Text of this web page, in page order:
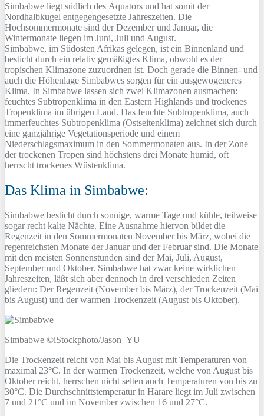
Simbabwe liegt südlich des Äquators und hat somit der
Nordhalbkugel entgegengesetzte Jahreszeiten. Die
Hochsommermonate sind der Dezember und Januar, die
Wintermonate liegen im Juni, Juli und August.
Simbabwe, im Südosten Afrikas gelegen, ist ein Binnenland und
besticht durch ein relativ gemäßigtes Klima, obwohl es der
tropischen Klimazone zuzuordnen ist. Doch gerade die Binnen- und
auch die Höhenlage Simbabwes sorgen für ein ausgewogeneres
Klima. In Simbabwe lassen sich zwei Klimazonen ausmachen:
feuchtes Subtropenklima in den Eastern Highlands und trockenes
Tropenklima im übrigen Land. Das feuchte Subtropenklima, auch
immerfeuchtes Subtropenklima (Ostseitenklima) zeichnet sich durch
eine ganzjährige Vegetationsperiode und einem
Niederschlagsmaximum in den Sommermonaten aus. In der Zone
der trockenen Tropen sind höchstens drei Monate humid, oft
herrscht trockenes Wüstenklima.
Das Klima in Simbabwe:
Simbabwe besticht durch sonnige, warme Tage und kühle, teilweise
sogar recht kalte Nächte. Eine Ausnahme hiervon bildet die
Regenzeit in den Sommermonaten November bis März, wobei die
regenreichsten Monate der Januar und der Februar sind. Die Monate
mit den meisten Sonnenstunden sind der Mai, Juli, August,
September und Oktober. Simbabwe hat zwar keine wirklichen
Jahreszeiten, läßt sich aber dennoch in drei verschieden Zeiten
gliedern: Der Regenzeit (November bis März), der Trockenzeit (Mai
bis August) und der warmen Trockenzeit (August bis Oktober).
Simbabwe ©iStockphoto/Jason_YU
Die Trockenzeit reicht von Mai bis August mit Temperaturen von
maximal 23°C. In der warmen Trockenzeit, welche von August bis
Oktober reicht, herrschen nicht selten auch Temperaturen von bis zu
30°C. Die Durchschnittstemperatur in Harare liegt im Juli zwischen
7 und 21°C und im November zwischen 16 und 27°C.